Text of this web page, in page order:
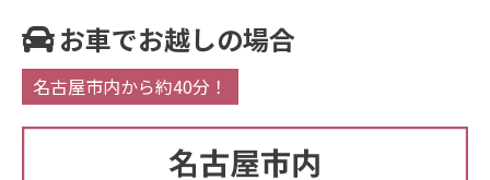
お車でお越しの場合
名古屋市内から約40分！